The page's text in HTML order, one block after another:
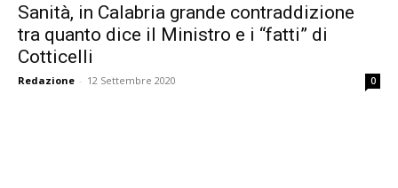
Sanità, in Calabria grande contraddizione
tra quanto dice il Ministro e i “fatti” di
Cotticelli
Redazione - 12 Settembre 2020 0